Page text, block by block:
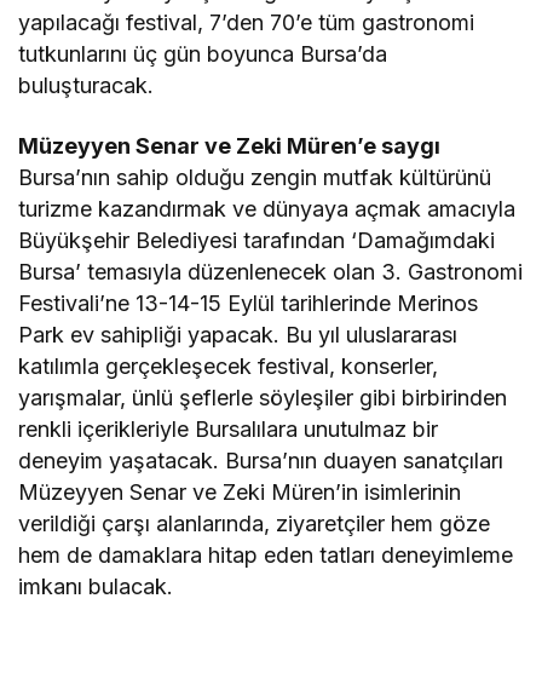
yapılacağı festival, 7’den 70’e tüm gastronomi
tutkunlarını üç gün boyunca Bursa’da
buluşturacak.
Müzeyyen Senar ve Zeki Müren’e saygı
Bursa’nın sahip olduğu zengin mutfak kültürünü
turizme kazandırmak ve dünyaya açmak amacıyla
Büyükşehir Belediyesi tarafından ‘Damağımdaki
Bursa’ temasıyla düzenlenecek olan 3. Gastronomi
Festivali’ne 13-14-15 Eylül tarihlerinde Merinos
Park ev sahipliği yapacak. Bu yıl uluslararası
katılımla gerçekleşecek festival, konserler,
yarışmalar, ünlü şeflerle söyleşiler gibi birbirinden
renkli içerikleriyle Bursalılara unutulmaz bir
deneyim yaşatacak. Bursa’nın duayen sanatçıları
Müzeyyen Senar ve Zeki Müren’in isimlerinin
verildiği çarşı alanlarında, ziyaretçiler hem göze
hem de damaklara hitap eden tatları deneyimleme
imkanı bulacak.